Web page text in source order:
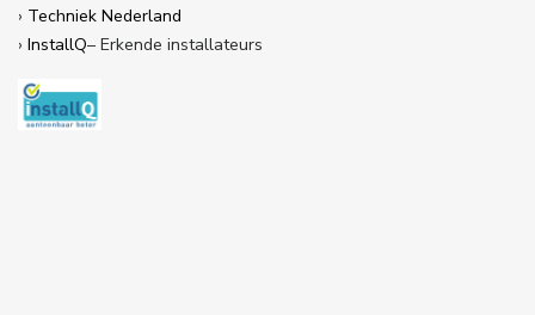
› Techniek Nederland
› InstallQ– Erkende installateurs